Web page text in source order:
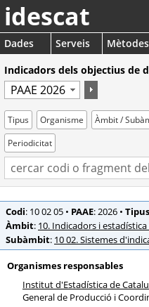
idescat
Dades Serveis Mètodes
Indicadors dels objectius de
Tipus Organisme Àmbit /
Periodicitat
Codi: 10 02 05 • PAAE: 2026 • Tipus
Àmbit: 10. Indicadors i
Subàmbit: 10 02. Sistemes
Organismes responsables
Institut d'Estadística de
General de Producció i